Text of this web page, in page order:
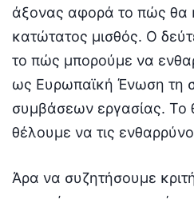
άξονας αφορά το πώς θα
κατώτατος μισθός. Ο
το πώς μπορούμε να
ως Ευρωπαϊκή Ένωση τη
συμβάσεων εργασίας. Το
θέλουμε να τις
Άρα να συζητήσουμε